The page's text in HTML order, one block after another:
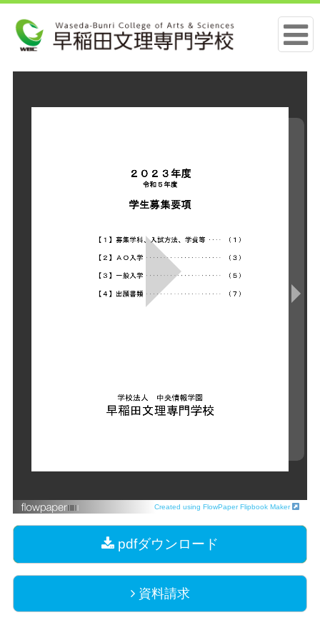
Created using FlowPaper Flipbook Maker
pdfダウンロード
資料請求